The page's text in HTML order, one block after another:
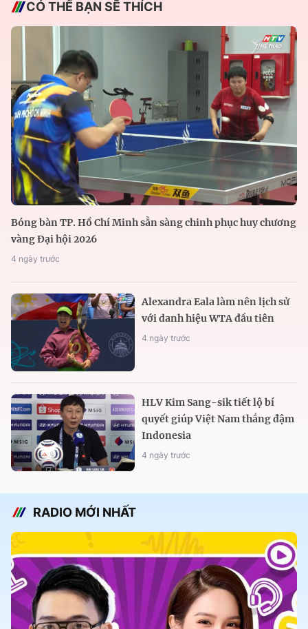
CÓ THỂ BẠN SẼ THÍCH
Bóng bàn TP. Hồ Chí Minh sẵn sàng chinh phục huy chương
vàng Đại hội 2026
4 ngày trước
Alexandra Eala làm nên lịch sử
với danh hiệu WTA đầu tiên
4 ngày trước
HLV Kim Sang-sik tiết lộ bí
quyết giúp Việt Nam thắng đậm
Indonesia
4 ngày trước
RADIO MỚI NHẤT